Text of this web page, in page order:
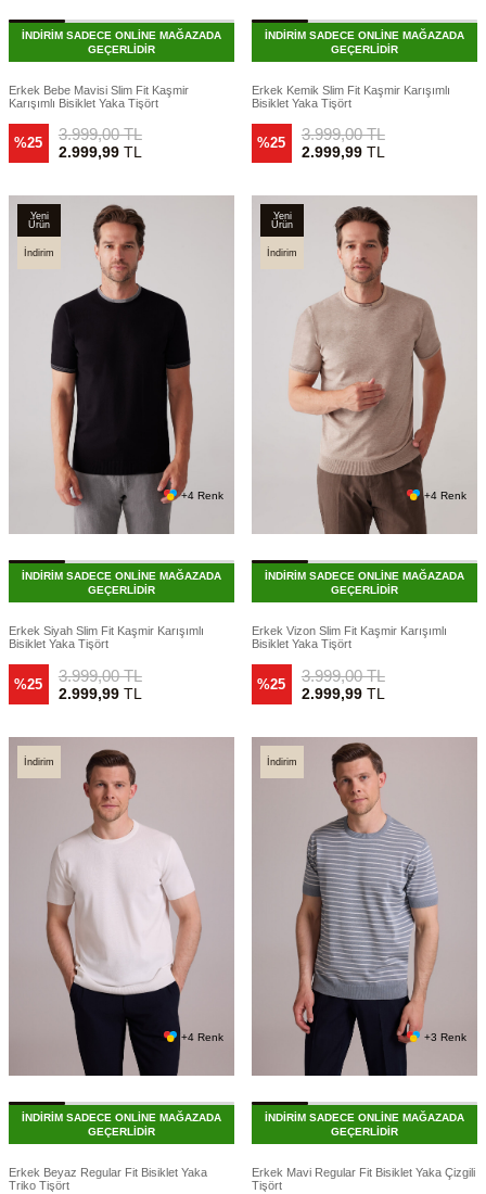
İNDİRİM SADECE ONLİNE MAĞAZADA
GEÇERLİDİR
Erkek Bebe Mavisi Slim Fit Kaşmir
Karışımlı Bisiklet Yaka Tişört
%25 3.999,00TL
2.999,99TL
İNDİRİM SADECE ONLİNE MAĞAZADA
GEÇERLİDİR
Erkek Kemik Slim Fit Kaşmir Karışımlı
Bisiklet Yaka Tişört
%25 3.999,00TL
2.999,99TL
Yeni
Ürün
İndirim
+4 Renk
İNDİRİM SADECE ONLİNE MAĞAZADA
GEÇERLİDİR
Erkek Siyah Slim Fit Kaşmir Karışımlı
Bisiklet Yaka Tişört
%25 3.999,00TL
2.999,99TL
Yeni
Ürün
İndirim
+4 Renk
İNDİRİM SADECE ONLİNE MAĞAZADA
GEÇERLİDİR
Erkek Vizon Slim Fit Kaşmir Karışımlı
Bisiklet Yaka Tişört
%25 3.999,00TL
2.999,99TL
İndirim
+4 Renk
İNDİRİM SADECE ONLİNE MAĞAZADA
GEÇERLİDİR
Erkek Beyaz Regular Fit Bisiklet Yaka
Triko Tişört
İndirim
+3 Renk
İNDİRİM SADECE ONLİNE MAĞAZADA
GEÇERLİDİR
Erkek Mavi Regular Fit Bisiklet Yaka Çizgili
Tişört